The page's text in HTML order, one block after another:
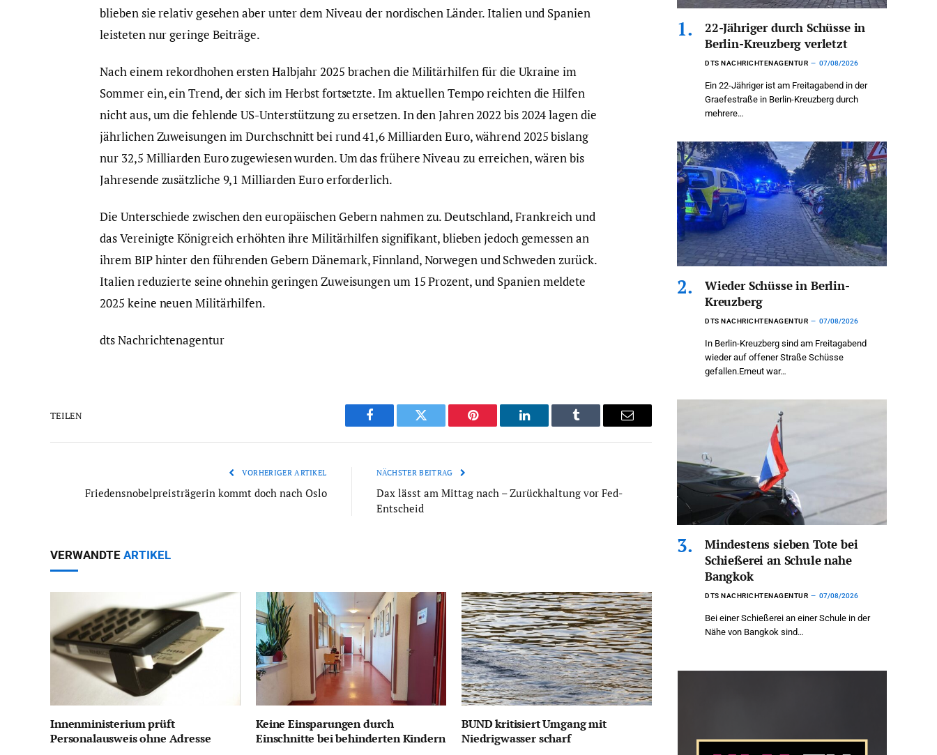
blieben sie relativ gesehen aber unter dem Niveau der nordischen Länder. Italien und Spanien
leisteten nur geringe Beiträge.
Nach einem rekordhohen ersten Halbjahr 2025 brachen die Militärhilfen für die Ukraine im
Sommer ein, ein Trend, der sich im Herbst fortsetzte. Im aktuellen Tempo reichten die Hilfen
nicht aus, um die fehlende US-Unterstützung zu ersetzen. In den Jahren 2022 bis 2024 lagen die
jährlichen Zuweisungen im Durchschnitt bei rund 41,6 Milliarden Euro, während 2025 bislang
nur 32,5 Milliarden Euro zugewiesen wurden. Um das frühere Niveau zu erreichen, wären bis
Jahresende zusätzliche 9,1 Milliarden Euro erforderlich.
Die Unterschiede zwischen den europäischen Gebern nahmen zu. Deutschland, Frankreich und
das Vereinigte Königreich erhöhten ihre Militärhilfen signifikant, blieben jedoch gemessen an
ihrem BIP hinter den führenden Gebern Dänemark, Finnland, Norwegen und Schweden zurück.
Italien reduzierte seine ohnehin geringen Zuweisungen um 15 Prozent, und Spanien meldete
2025 keine neuen Militärhilfen.
dts Nachrichtenagentur
TEILEN
Facebook Twitter Pinterest LinkedIn Tumblr Email
VORHERIGER ARTIKEL
Friedensnobelpreisträgerin kommt doch nach Oslo
NÄCHSTER BEITRAG
Dax lässt am Mittag nach – Zurückhaltung vor Fed-
Entscheid
VERWANDTE ARTIKEL
Innenministerium prüft
Personalausweis ohne Adresse
Keine Einsparungen durch
Einschnitte bei behinderten Kindern
BUND kritisiert Umgang mit
Niedrigwasser scharf
22-Jähriger durch Schüsse in
Berlin-Kreuzberg verletzt
DTS NACHRICHTENAGENTUR 07/08/2026
Ein 22-Jähriger ist am Freitagabend in der
Graefestraße in Berlin-Kreuzberg durch
mehrere…
Wieder Schüsse in Berlin-
Kreuzberg
DTS NACHRICHTENAGENTUR 07/08/2026
In Berlin-Kreuzberg sind am Freitagabend
wieder auf offener Straße Schüsse
gefallen.Erneut war…
Mindestens sieben Tote bei
Schießerei an Schule nahe
Bangkok
DTS NACHRICHTENAGENTUR 07/08/2026
Bei einer Schießerei an einer Schule in der
Nähe von Bangkok sind…